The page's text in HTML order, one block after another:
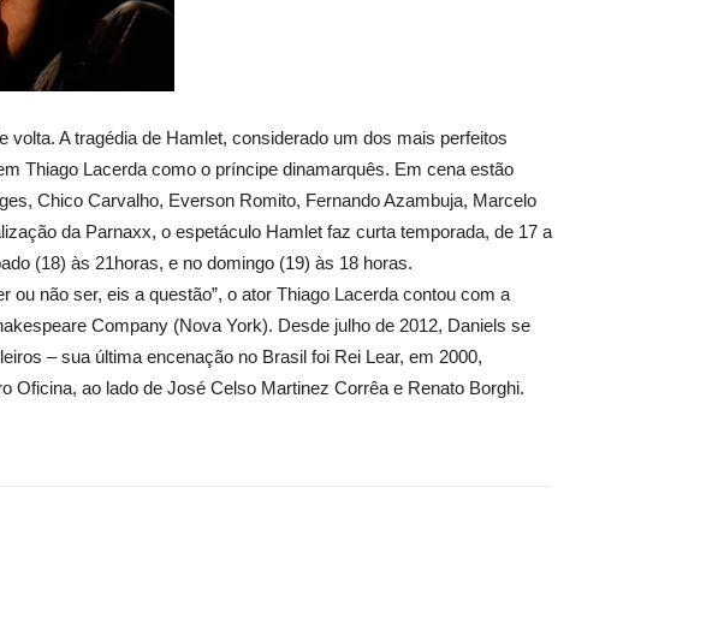
A tragédia de Hamlet, considerado um dos mais perfeitos
Thiago Lacerda como o príncipe dinamarquês. Em cena estão
Chico Carvalho, Everson Romito, Fernando Azambuja, Marcelo
da Parnaxx, o espetáculo Hamlet faz curta temporada, de 17 a
(18) às 21horas, e no domingo (19) às 18 horas.
não ser, eis a questão”, o ator Thiago Lacerda contou com a
Company (Nova York). Desde julho de 2012, Daniels se
– sua última encenação no Brasil foi Rei Lear, em 2000,
Oficina, ao lado de José Celso Martinez Corrêa e Renato Borghi.